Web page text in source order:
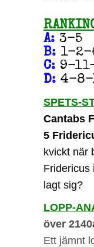
A: 3-5
B: 1-2-
C: 9-
D: 4-8-
SPETS-
Cantabs
5
kvickt när
Fridericus
lagt sig?
LOPP-
över
Ett jämnt